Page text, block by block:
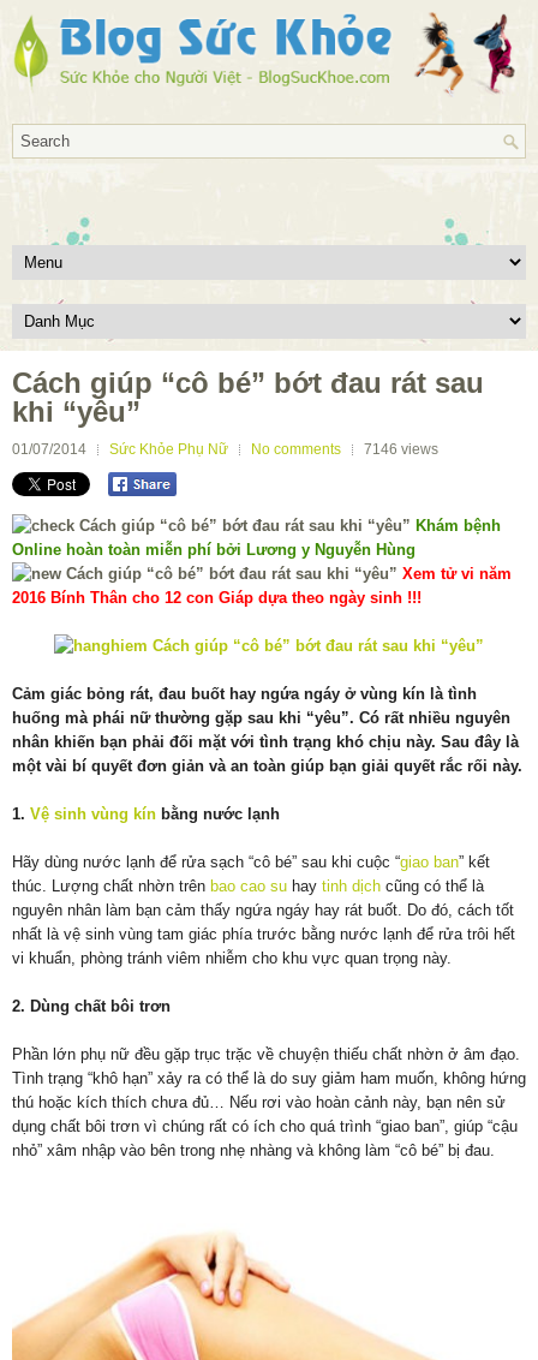
Cách giúp “cô bé” bớt đau rát sau
khi “yêu”
01/07/2014 Sức Khỏe Phụ Nữ No comments 7146 views
Khám bệnh
Online hoàn toàn miễn phí bởi Lương y Nguyễn Hùng
Xem tử vi năm
2016 Bính Thân cho 12 con Giáp dựa theo ngày sinh !!!
Cảm giác bỏng rát, đau buốt hay ngứa ngáy ở vùng kín là tình
huống mà phái nữ thường gặp sau khi “yêu”. Có rất nhiều nguyên
nhân khiến bạn phải đối mặt với tình trạng khó chịu này. Sau đây là
một vài bí quyết đơn giản và an toàn giúp bạn giải quyết rắc rối này.
1. Vệ sinh vùng kín bằng nước lạnh
Hãy dùng nước lạnh để rửa sạch “cô bé” sau khi cuộc “giao ban” kết
thúc. Lượng chất nhờn trên bao cao su hay tinh dịch cũng có thể là
nguyên nhân làm bạn cảm thấy ngứa ngáy hay rát buốt. Do đó, cách tốt
nhất là vệ sinh vùng tam giác phía trước bằng nước lạnh để rửa trôi hết
vi khuẩn, phòng tránh viêm nhiễm cho khu vực quan trọng này.
2. Dùng chất bôi trơn
Phần lớn phụ nữ đều gặp trục trặc về chuyện thiếu chất nhờn ở âm đạo.
Tình trạng “khô hạn” xảy ra có thể là do suy giảm ham muốn, không hứng
thú hoặc kích thích chưa đủ… Nếu rơi vào hoàn cảnh này, bạn nên sử
dụng chất bôi trơn vì chúng rất có ích cho quá trình “giao ban”, giúp “cậu
nhỏ” xâm nhập vào bên trong nhẹ nhàng và không làm “cô bé” bị đau.